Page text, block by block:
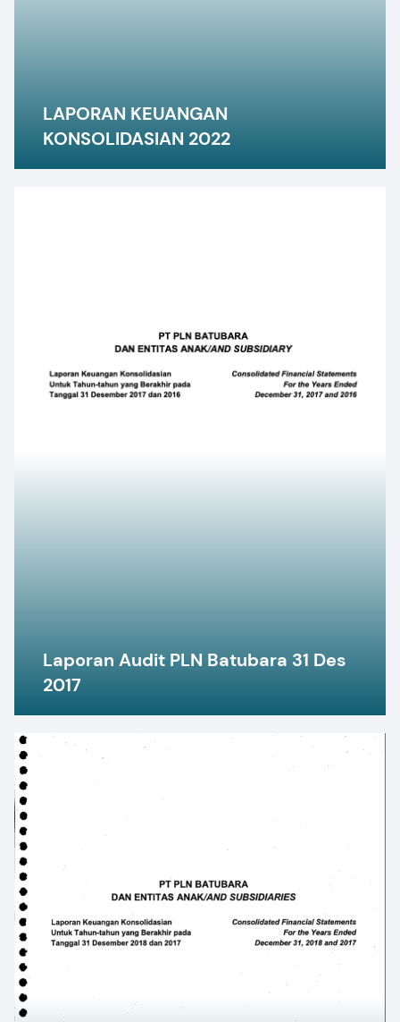
LAPORAN KEUANGAN
KONSOLIDASIAN 2022
Laporan Audit PLN Batubara 31 Des
2017